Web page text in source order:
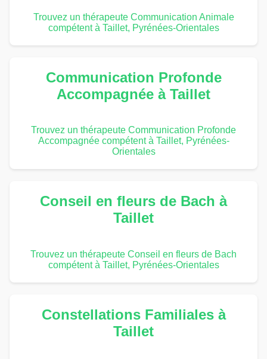
Trouvez un thérapeute Communication Animale
compétent à Taillet, Pyrénées-Orientales
Communication Profonde
Accompagnée à Taillet
Trouvez un thérapeute Communication Profonde
Accompagnée compétent à Taillet, Pyrénées-
Orientales
Conseil en fleurs de Bach à
Taillet
Trouvez un thérapeute Conseil en fleurs de Bach
compétent à Taillet, Pyrénées-Orientales
Constellations Familiales à
Taillet